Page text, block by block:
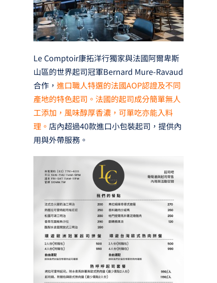
Le Comptoir康拓洋行獨家與法國阿爾卑斯
山區的世界起司冠軍Bernard Mure-Ravaud
合作， 進口職人特選的法國AOP認證及不同
產地的特色起司。法國的起司成分簡單無人
工添加，風味醇厚香濃，可單吃亦能入料
理。 店內超過40款進口小包裝起司，提供內
用與外帶服務。